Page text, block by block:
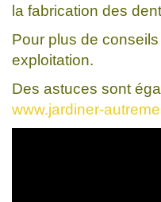
la fabrication des
Pour plus de
exploitation.
Des astuces sont
www.jardiner-